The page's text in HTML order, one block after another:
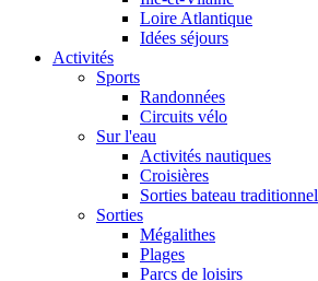
Loire Atlantique
Idées séjours
Activités
Sports
Randonnées
Circuits vélo
Sur l'eau
Activités nautiques
Croisières
Sorties bateau traditionnel
Sorties
Mégalithes
Plages
Parcs de loisirs